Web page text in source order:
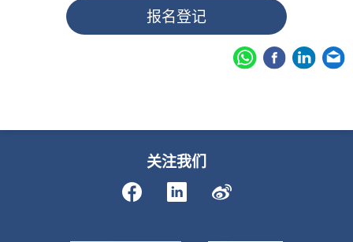
报名登记
关注我们